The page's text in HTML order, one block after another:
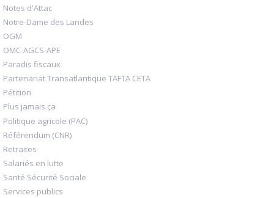
Notes d'Attac
Notre-Dame des Landes
OGM
OMC-AGCS-APE
Paradis fiscaux
Partenariat Transatlantique TAFTA CETA
Pétition
Plus jamais ça
Politique agricole (PAC)
Référendum (CNR)
Retraites
Salariés en lutte
Santé Sécurité Sociale
Services publics